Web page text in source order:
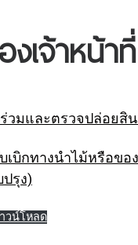
เจ้าหน้า
วมและตรวจปล่อยสิ
เบิกทางนำไม้หรือข
รุง)
วน์โหลด